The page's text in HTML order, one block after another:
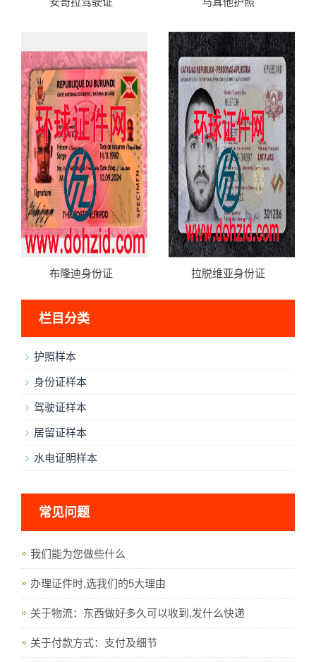
布隆迪身份证 拉脱维亚身份证
栏目分类
护照样本
身份证样本
驾驶证样本
居留证样本
水电证明样本
常见问题
我们能为您做些什么
办理证件时,选我们的5大理由
关于物流：东西做好多久可以收到,发什么快递
关于付款方式：支付及细节